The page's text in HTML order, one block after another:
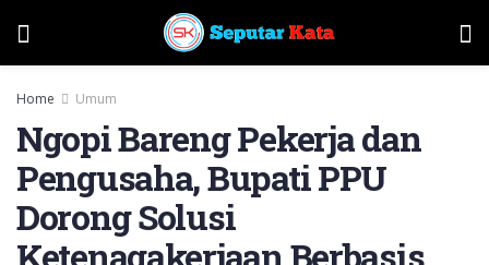
Home Umum
Ngopi Bareng Pekerja dan
Pengusaha, Bupati PPU
Dorong Solusi